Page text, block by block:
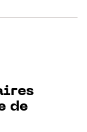
de